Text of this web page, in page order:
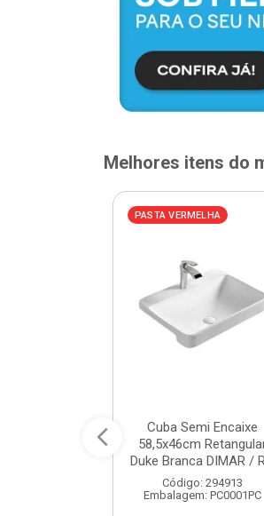
Melhores itens do
PASTA VERMELHA
Cuba Semi Encaixe
58,5x46cm
Duke Branca DIMAR /
Código: 294913
Embalagem: PC0001PC